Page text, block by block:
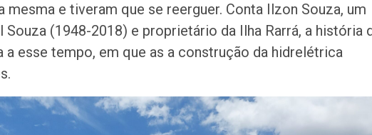
mesma e tiveram que se reerguer. Conta Ilzon Souza, um
(1948-2018) e proprietário da Ilha Rarrá, a história
a esse tempo, em que as a construção da hidrelétrica